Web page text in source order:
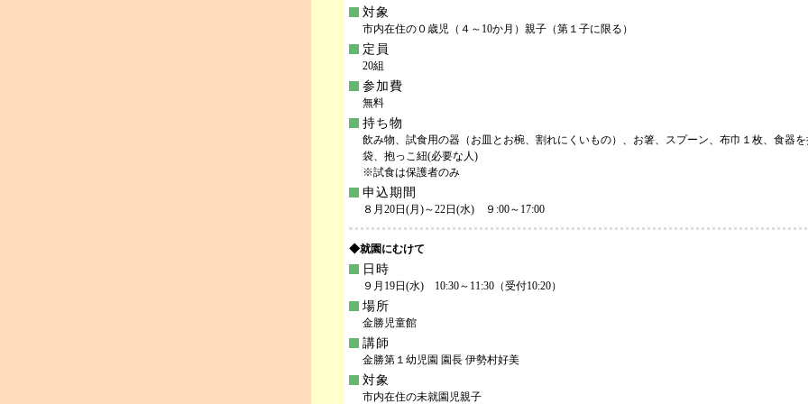
対象
市内在住の０歳児（４～10か月）親子（第１子に限る）
定員
20組
参加費
無料
持ち物
飲み物、試食用の器（お皿とお椀、割れにくいもの）、お箸、スプーン、布巾１枚、食器
袋、抱っこ紐(必要な人)
※試食は保護者のみ
申込期間
８月20日(月)～22日(水) ９:00～17:00
◆就園にむけて
日時
９月19日(水) 10:30～11:30（受付10:20）
場所
金勝児童館
講師
金勝第１幼児園 園長 伊勢村好美
対象
市内在住の未就園児親子